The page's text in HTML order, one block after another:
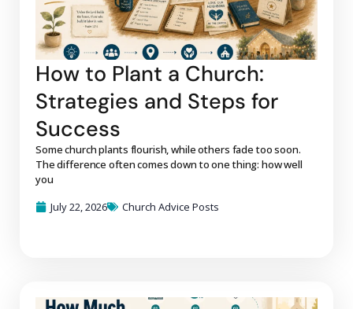
How to Plant a Church:
Strategies and Steps for
Success
Some church plants flourish, while others fade too soon.
The difference often comes down to one thing: how well
you
July 22, 2026
Church Advice Posts